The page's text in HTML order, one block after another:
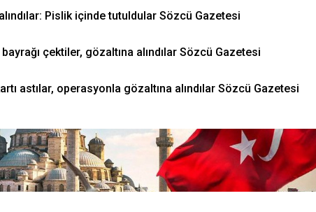
Pislik içinde tutuldular Sözcü Gazetesi
çektiler, gözaltına alındılar Sözcü Gazetesi
astılar, operasyonla gözaltına alındılar Sözcü Gazetesi